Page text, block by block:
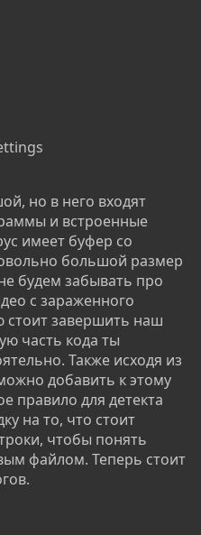
но в него входят
и встроенные
имеет буфер со
большой размер
будем забывать про
с зараженного
стоит завершить наш
часть кода ты
Также исходя из
добавить к этому
правило для детекта
на то, что стоит
чтобы понять
файлом. Теперь стоит